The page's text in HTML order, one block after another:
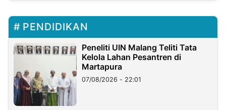
PENDIDIKAN
Peneliti UIN Malang Teliti Tata
Kelola Lahan Pesantren di
Martapura
07/08/2026 - 22:01